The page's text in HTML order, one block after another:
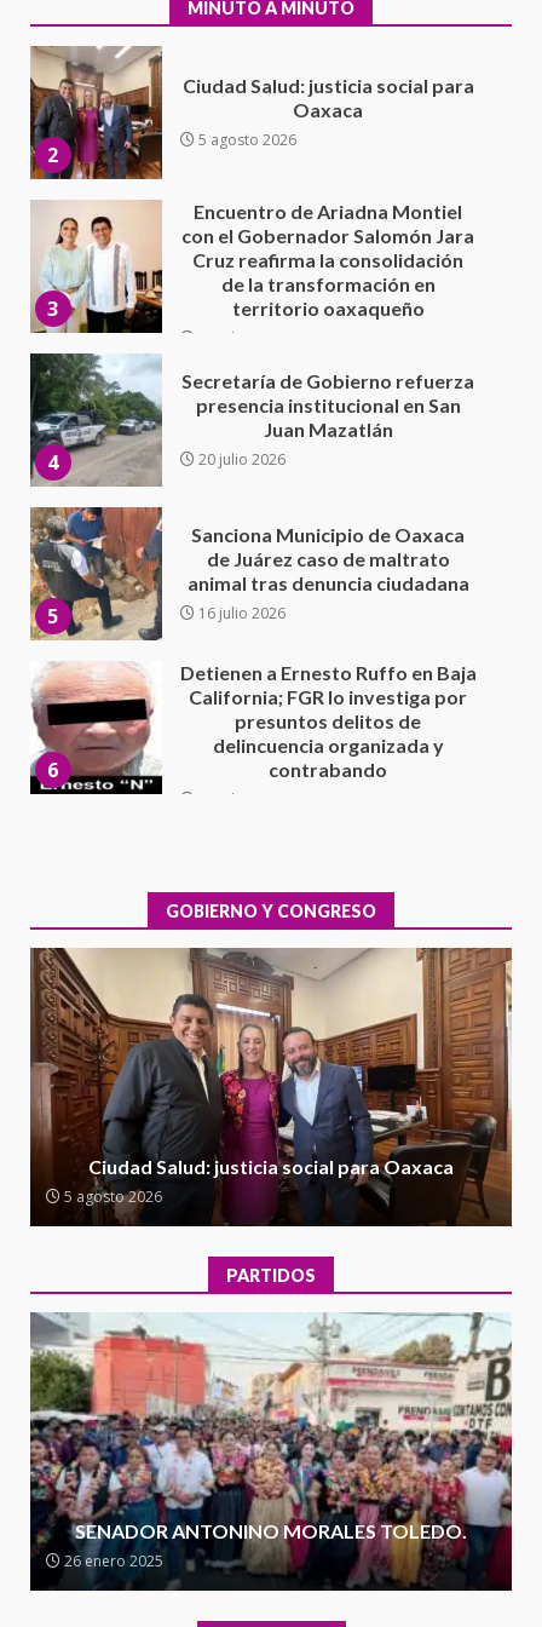
MINUTO A MINUTO
3
con el Gobernador Salomón Jara
Cruz reafirma la consolidación
de la transformación en
4
Secretaría de Gobierno refuerza
presencia institucional en San
Juan Mazatlán
20 julio 2026
5
Sanciona Municipio de Oaxaca
de Juárez caso de maltrato
animal tras denuncia ciudadana
16 julio 2026
6
California; FGR lo investiga por
presuntos delitos de
delincuencia organizada y
contrabando
7
Sin paso carretera Oaxaca-
Cuacnopalan
26 junio 2026
1
integral de las instalaciones de la
Escuela Secundaria General
Moisés Sáenz Garza
5 agosto 2026
2
Ciudad Salud: justicia social para
Oaxaca
5 agosto 2026
3
Encuentro de Ariadna Montiel
con el Gobernador Salomón Jara
Cruz reafirma la consolidación
de la transformación en
territorio oaxaqueño
30 julio 2026
4
presencia institucional en San
Juan Mazatlán
20 julio 2026
5
Sanciona Municipio de Oaxaca
de Juárez caso de maltrato
animal tras denuncia ciudadana
16 julio 2026
Detienen a Ernesto Ruffo en Baja
California; FGR lo investiga por
GOBIERNO Y CONGRESO
Ciudad Salud: justicia social para Oaxaca
5 agosto 2026
PARTIDOS
SENADOR ANTONINO MORALES TOLEDO.
26 enero 2025